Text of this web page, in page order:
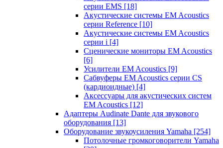
серии EMS [18]
Акустические системы EM Acoustics
серии Reference [10]
Акустические системы EM Acoustics
серии i [4]
Сценические мониторы EM Acoustics
[6]
Усилители EM Acoustics [9]
Сабвуферы EM Acoustics серии CS
(кардиоидные) [4]
Аксессуары для акустических систем
EM Acoustics [12]
Адаптеры Audinate Dante для звукового
оборудования [13]
Оборудование звукоусиления Yamaha [254]
Потолочные громкоговорители Yamaha